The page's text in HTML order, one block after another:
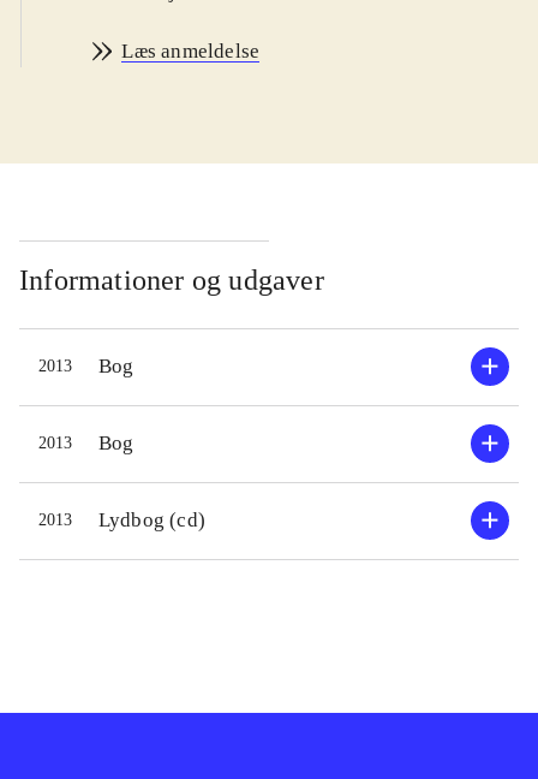
Læs anmeldelse
Informationer og udgaver
2013 Bog
2013 Bog
2013 Lydbog (cd)